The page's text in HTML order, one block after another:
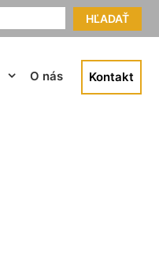
HĽADAŤ
O nás Kontakt